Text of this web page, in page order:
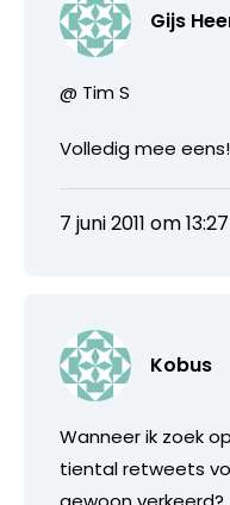
Gijs
@ Tim S
Volledig mee eens!
7 juni 2011 om 13:27
Kobus
Wanneer ik zoek
tiental retweets